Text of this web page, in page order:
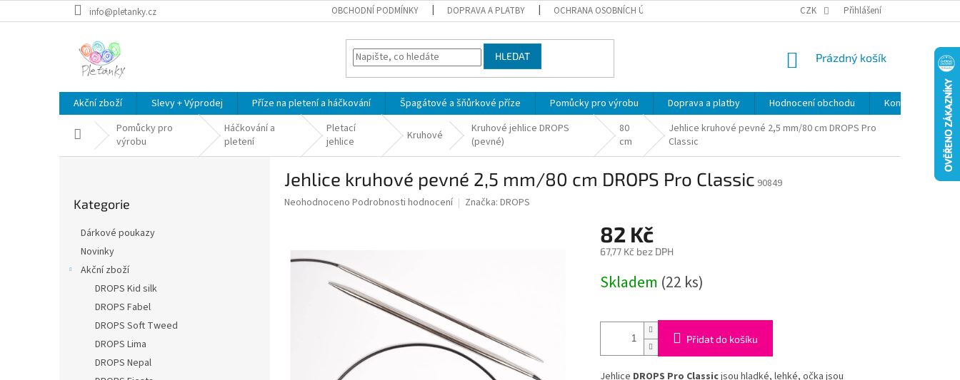
na
info@pletanky.cz OBCHODNÍ PODMÍNKY DOPRAVA A PLATBY OCHRANA OSOBNÍCH ÚDAJŮ CZK Přihlášení
HLEDAT
NÁKUPNÍ
Prázdný košík
Akční zboží Slevy + Výprodej Příze na pletení a háčkování Špagátové a šňůrkové příze Pomůcky pro výrobu Doprava a platby Hodnocení obchodu Kontakty
Domů Pomůcky pro
výrobu
Háčkování a
pletení
Pletací
jehlice
Kruhové
Kruhové jehlice DROPS
(pevné)
80
cm
Jehlice kruhové pevné 2,5 mm/80 cm DROPS Pro
Classic
kategorie
Kategorie
Dárkové poukazy
Novinky
Akční zboží
DROPS Kid silk
DROPS Fabel
DROPS Soft Tweed
DROPS Lima
DROPS Nepal
Jehlice kruhové pevné 2,5 mm/80 cm DROPS Pro Classic 90849
Průměrné
0,0
Neohodnoceno Podrobnosti hodnocení Značka: DROPS
82 Kč
67,77 Kč bez DPH
cena:
Skladem (22 ks)
Přidat do košíku
Jehlice DROPS Pro Classicjsou hladké, lehké, očka jsou